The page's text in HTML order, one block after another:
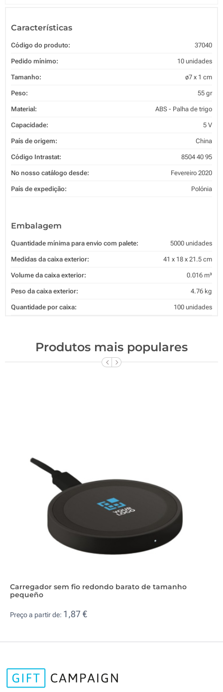
Características
Código do produto: 37040
Pedido mínimo: 10 unidades
Tamanho: ø7 x 1 cm
Peso: 55 gr
Material: ABS - Palha de trigo
Capacidade: 5 V
País de origem: China
Código Intrastat: 8504 40 95
No nosso catálogo desde: Fevereiro 2020
País de expedição: Polónia
Embalagem
Quantidade mínima para envio com palete: 5000 unidades
Medidas da caixa exterior: 41 x 18 x 21.5 cm
Volume da caixa exterior: 0.016 m³
Peso da caixa exterior: 4.76 kg
Quantidade por caixa: 100 unidades
Produtos mais populares
Carregador sem fio redondo barato de tamanho
pequeño
Preço a partir de: 1,87 €